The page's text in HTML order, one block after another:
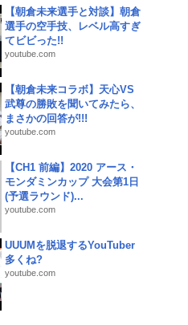
【朝倉未来選手と対談】朝倉
選手の空手技、レベル高すぎ
てビビった!!
youtube.com
【朝倉未来コラボ】天心VS
武尊の勝敗を聞いてみたら、
まさかの回答が!!!
youtube.com
【CH1 前編】2020 アース・
モンダミンカップ 大会第1日
(予選ラウンド)...
youtube.com
UUUMを脱退するYouTuber
多くね?
youtube.com